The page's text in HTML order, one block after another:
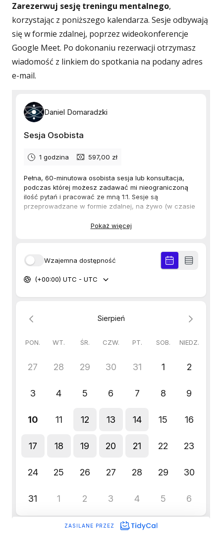
Zarezerwuj sesję treningu mentalnego,
korzystając z poniższego kalendarza. Sesje odbywają
się w formie zdalnej, poprzez wideokonferencje
Google Meet. Po dokonaniu rezerwacji otrzymasz
wiadomość z linkiem do spotkania na podany adres
e-mail.